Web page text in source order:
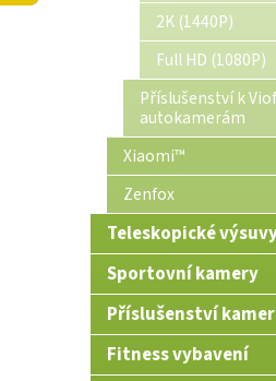
2K (1440P)
Full HD (1080P)
Příslušenství k
autokamerám
Xiaomi™
Zenfox
Teleskopické
Sportovní kamery
Příslušenství kamer
Fitness vybavení